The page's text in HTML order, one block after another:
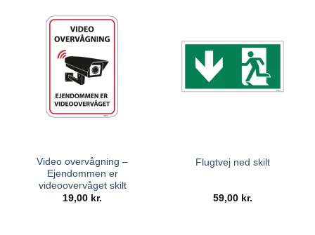
Video overvågning –
Ejendommen er
videoovervåget skilt
19,00 kr.
Flugtvej ned skilt
59,00 kr.